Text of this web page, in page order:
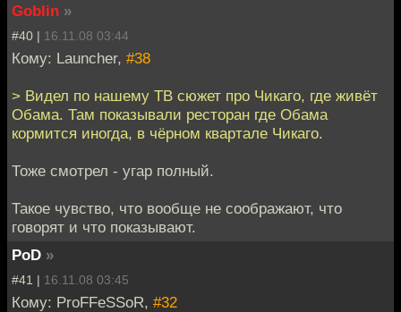
Goblin »
#40 | 16.11.08 03:44
Кому: Launcher, #38
> Видел по нашему ТВ сюжет про Чикаго, где живёт
Обама. Там показывали ресторан где Обама
кормится иногда, в чёрном квартале Чикаго.
Тоже смотрел - угар полный.
Такое чувство, что вообще не соображают, что
говорят и что показывают.
PoD »
#41 | 16.11.08 03:45
Кому: ProFFeSSoR, #32